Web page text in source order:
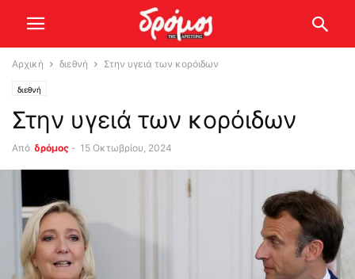
Αρχική διεθνή Στην υγειά των κορόιδων
διεθνή
Στην υγειά των κορόιδων
Από δρόμος - 15 Οκτωβρίου, 2024